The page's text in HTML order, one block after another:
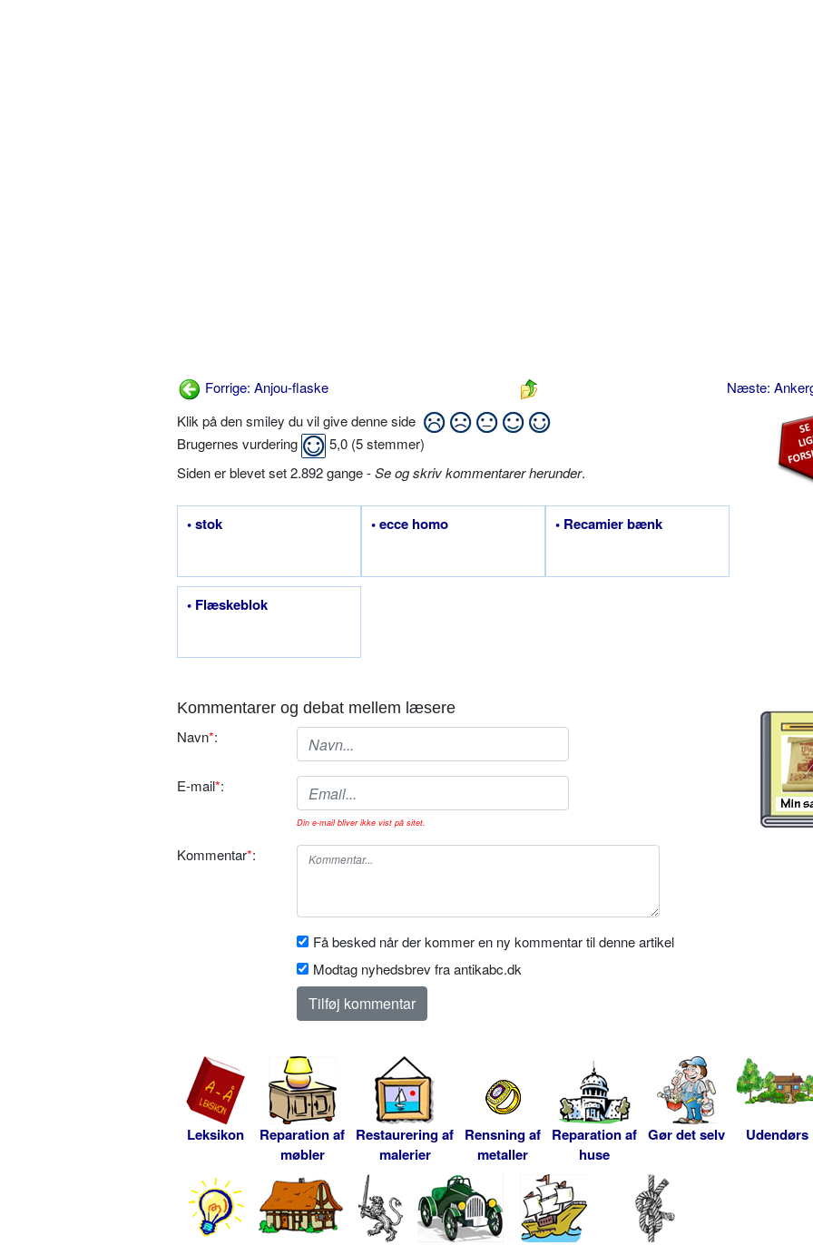
Forrige: Anjou-flaske
Næste:
Klik på den smiley du vil give denne side
Brugernes vurdering
5,0 (5stemmer)
Siden er blevet set 2.892 gange -Se og skriv kommentarer herunder.
• stok • ecce homo • Recamier bænk
• Flæskeblok
Kommentarer og debat mellem læsere
Navn*:
E-mail*:
Din e-mail bliver ikke vist på sitet.
Kommentar*:
Få besked når der kommer en ny kommentar til denne artikel
Modtag nyhedsbrev fra antikabc.dk
Leksikon
Reparation af
møbler
Restaurering af
malerier
Rensning af
metaller
Reparation af
huse
Gør det selv Udendørs